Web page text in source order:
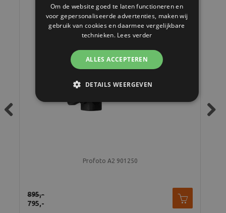
Profoto A2 901250
795,-
895,-
Om de website goed te laten functioneren en
voor gepersonaliseerde advertenties, maken wij
gebruik van cookies en daarmee vergelijkbare
technieken. Lees verder
ALLES ACCEPTEREN
DETAILS WEERGEVEN